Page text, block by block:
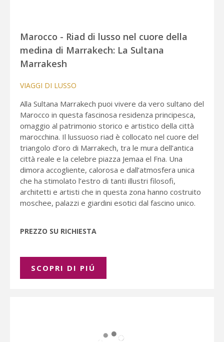
Marocco - Riad di lusso nel cuore della
medina di Marrakech: La Sultana
Marrakesh
VIAGGI DI LUSSO
Alla Sultana Marrakech puoi vivere da vero sultano del
Marocco in questa fascinosa residenza principesca,
omaggio al patrimonio storico e artistico della città
marocchina. Il lussuoso riad è collocato nel cuore del
triangolo d’oro di Marrakech, tra le mura dell’antica
città reale e la celebre piazza Jemaa el Fna. Una
dimora accogliente, calorosa e dall’atmosfera unica
che ha stimolato l’estro di tanti illustri filosofi,
architetti e artisti che in questa zona hanno costruito
moschee, palazzi e giardini esotici dal fascino unico.
PREZZO SU RICHIESTA
SCOPRI DI PIÚ